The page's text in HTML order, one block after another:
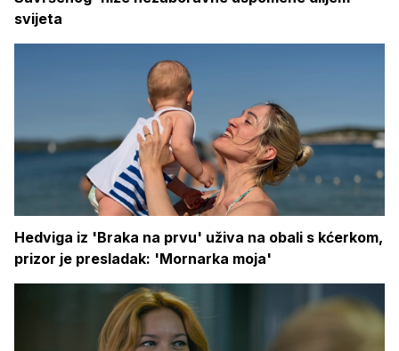
svijeta
Hedviga iz 'Braka na prvu' uživa na obali s kćerkom,
prizor je presladak: 'Mornarka moja'